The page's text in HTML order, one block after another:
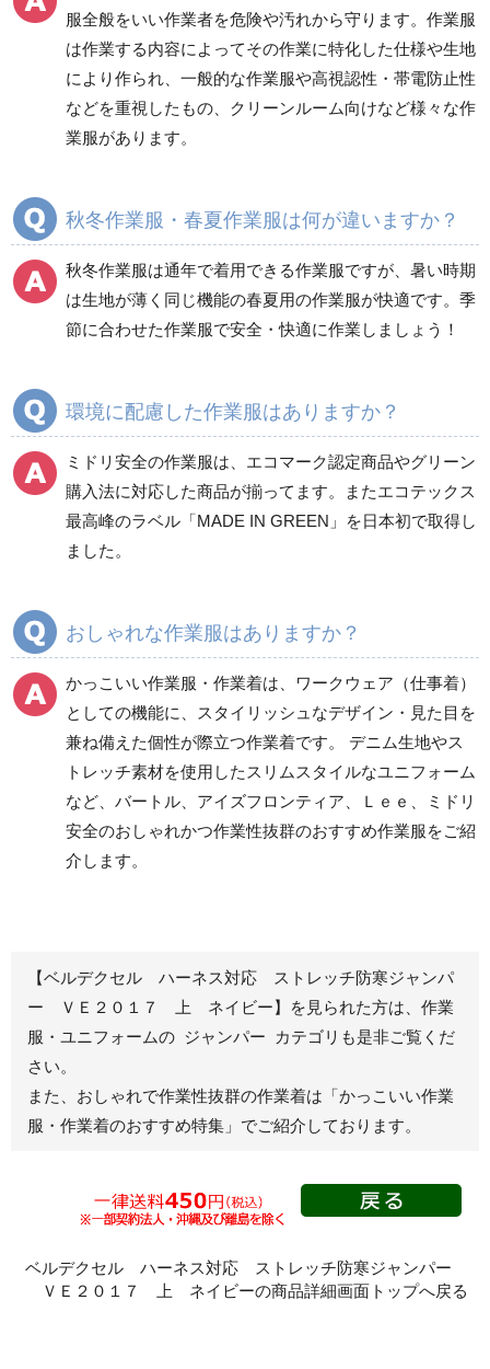
防災グッズ（防災セット） 救急医療品
健康管理器具 季節商品 ウイルス対策用品
商品カテゴリ一覧
秋冬長袖
食品産業用長袖
食品産業用半袖
秋冬長袖
ワークパンツ
春夏ワークパンツ作業
ズボン
秋冬ワークパンツ作業
ズボン
ツ
クリーンウェアワーク
パンツ
カーゴパンツ
春夏カーゴパンツ作業
ズボン
ズボン
レディース作業着
ブルゾン
ジャンパー
秋冬長袖
スモック
春夏半袖
シャツ
シャツ
服全般をいい作業者を危険や汚れから守ります。作業服
は作業する内容によってその作業に特化した仕様や生地
により作られ、一般的な作業服や高視認性・帯電防止性
などを重視したもの、クリーンルーム向けなど様々な作
業服があります。
秋冬作業服・春夏作業服は何が違いますか？
秋冬作業服は通年で着用できる作業服ですが、暑い時期
は生地が薄く同じ機能の春夏用の作業服が快適です。季
節に合わせた作業服で安全・快適に作業しましょう！
環境に配慮した作業服はありますか？
ミドリ安全の作業服は、エコマーク認定商品やグリーン
購入法に対応した商品が揃ってます。またエコテックス
最高峰のラベル「MADE IN GREEN」を日本初で取得し
ました。
おしゃれな作業服はありますか？
かっこいい作業服・作業着は、ワークウェア（仕事着）
としての機能に、スタイリッシュなデザイン・見た目を
兼ね備えた個性が際立つ作業着です。 デニム生地やス
トレッチ素材を使用したスリムスタイルなユニフォーム
など、バートル、アイズフロンティア、Ｌｅｅ、ミドリ
安全のおしゃれかつ作業性抜群のおすすめ作業服をご紹
介します。
【ベルデクセル ハーネス対応 ストレッチ防寒ジャンパ
ー ＶＥ２０１７ 上 ネイビー】を見られた方は、作業
服・ユニフォームの ジャンパー カテゴリも是非ご覧くだ
さい。
また、おしゃれで作業性抜群の作業着は 「かっこいい作業
服・作業着のおすすめ特集」 でご紹介しております。
ベルデクセル ハーネス対応 ストレッチ防寒ジャンパー
ＶＥ２０１７ 上 ネイビーの商品詳細画面トップへ戻る